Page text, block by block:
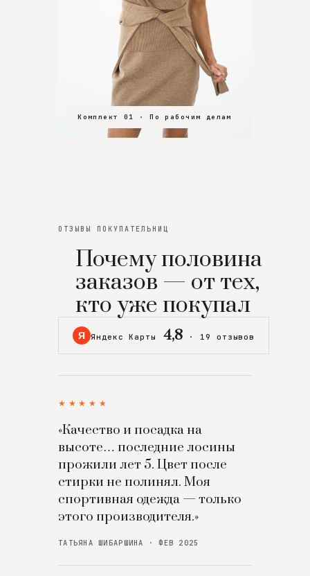
Комплект 01 · По рабочим делам
Комплект 02 · В зал
Комплект 03 · На особенный вечер
ОТЗЫВЫ ПОКУПАТЕЛЬНИЦ
Почему половина
заказов — от тех,
кто уже покупал
Я Яндекс Карты 4,8 · 19 отзывов
★★★★★
«Качество и посадка на
высоте… последние лосины
прожили лет 5. Цвет после
стирки не полинял. Моя
спортивная одежда — только
этого производителя.»
ТАТЬЯНА ШИБАРШИНА · ФЕВ 2025